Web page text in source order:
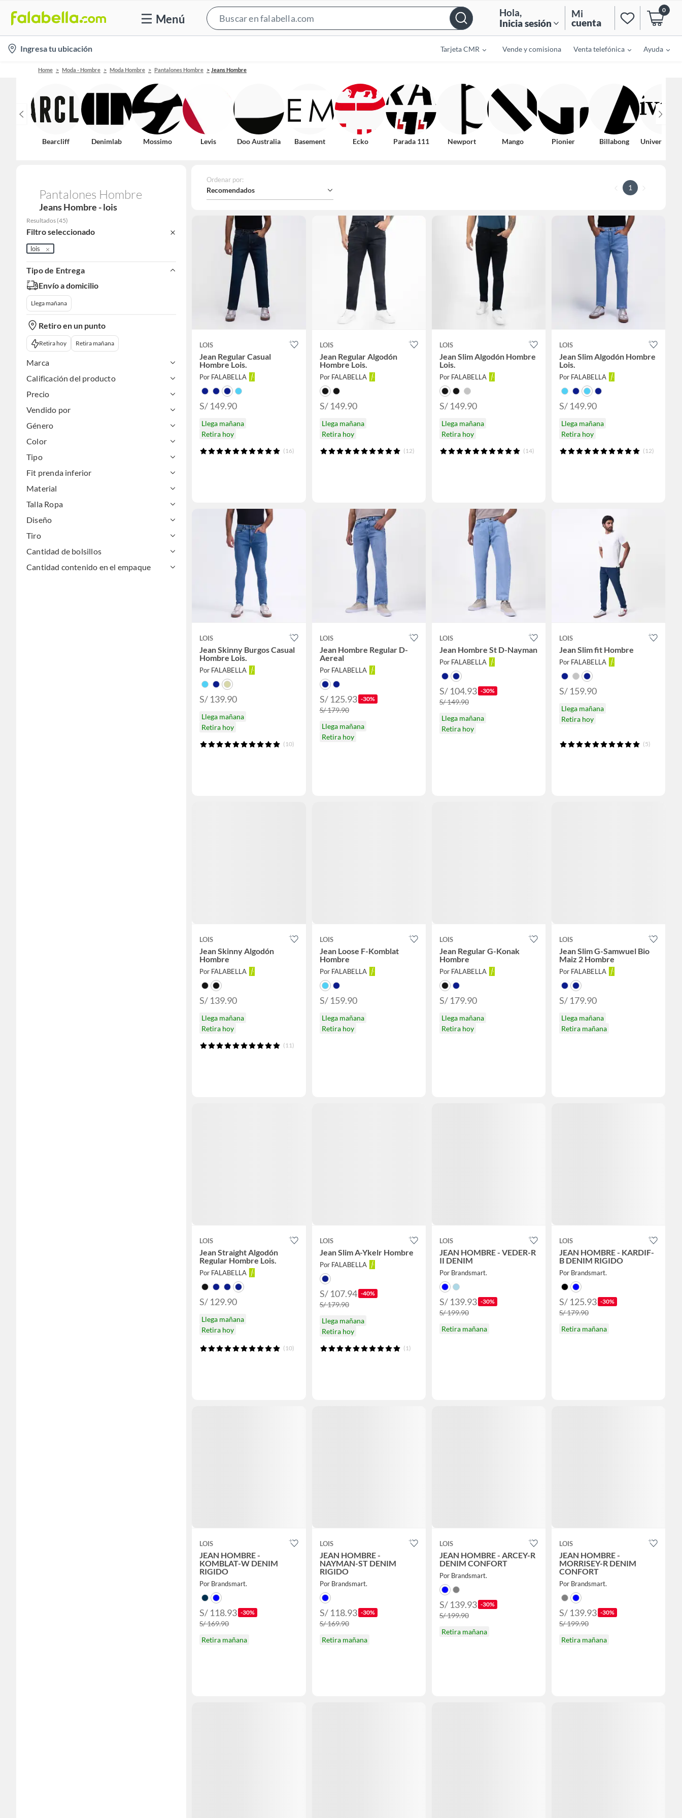
Menú
Bar
Hola,
Inicia sesión
Mi
cuenta
0
location-
icon
Ingresa tu ubicación Tarjeta CMR Vende y comisiona Venta telefónica Ayuda
Home Moda - Hombre Moda Hombre Pantalones Hombre Jeans Hombre
Bearcliff Denimlab Mossimo Levis Doo Australia Basement Ecko Parada 111 Newport Mango Pionier Billabong University
Pantalones Hombre
Jeans Hombre - lois
Resultados (45)
Filtro seleccionado
lois
Tipo de Entrega
Envío a domicilio
Llega mañana
Retiro en un punto
Retira hoy Retira mañana
Marca
Calificación del producto
Precio
Vendido por
Género
Color
Tipo
Fit prenda inferior
Material
Talla Ropa
Diseño
Tiro
Cantidad de bolsillos
Cantidad contenido en el empaque
Ordenar por:
Recomendados 1
LOIS
Jean Regular Casual
Hombre Lois.
Por FALABELLA
S/ 149.90
Llega mañana
Retira hoy
(16)
LOIS
Jean Regular Algodón
Hombre Lois.
Por FALABELLA
S/ 149.90
Llega mañana
Retira hoy
(12)
LOIS
Jean Slim Algodón Hombre
Lois.
Por FALABELLA
S/ 149.90
Llega mañana
Retira hoy
(14)
LOIS
Jean Slim Algodón Hombre
Lois.
Por FALABELLA
S/ 149.90
Llega mañana
Retira hoy
(12)
LOIS
Jean Skinny Burgos Casual
Hombre Lois.
Por FALABELLA
S/ 139.90
Llega mañana
Retira hoy
(10)
LOIS
Jean Hombre Regular D-
Aereal
Por FALABELLA
S/ 125.93 -30%
S/ 179.90
Llega mañana
Retira hoy
LOIS
Jean Hombre St D-Nayman
Por FALABELLA
S/ 104.93 -30%
S/ 149.90
Llega mañana
Retira hoy
LOIS
Jean Slim fit Hombre
Por FALABELLA
S/ 159.90
Llega mañana
Retira hoy
(5)
LOIS
Jean Skinny Algodón
Hombre
Por FALABELLA
S/ 139.90
Llega mañana
Retira hoy
(11)
LOIS
Jean Loose F-Komblat
Hombre
Por FALABELLA
S/ 159.90
Llega mañana
Retira hoy
LOIS
Jean Regular G-Konak
Hombre
Por FALABELLA
S/ 179.90
Llega mañana
Retira hoy
LOIS
Jean Slim G-Samwuel Bio
Maiz 2 Hombre
Por FALABELLA
S/ 179.90
Llega mañana
Retira mañana
LOIS
Jean Straight Algodón
Regular Hombre Lois.
Por FALABELLA
S/ 129.90
Llega mañana
Retira hoy
(10)
LOIS
Jean Slim A-Ykelr Hombre
Por FALABELLA
S/ 107.94 -40%
S/ 179.90
Llega mañana
Retira hoy
(1)
LOIS
JEAN HOMBRE - VEDER-R
II DENIM
Por Brandsmart.
S/ 139.93 -30%
S/ 199.90
Retira mañana
LOIS
JEAN HOMBRE - KARDIF-
B DENIM RIGIDO
Por Brandsmart.
S/ 125.93 -30%
S/ 179.90
Retira mañana
LOIS
JEAN HOMBRE -
KOMBLAT-W DENIM
RIGIDO
Por Brandsmart.
S/ 118.93 -30%
S/ 169.90
Retira mañana
LOIS
JEAN HOMBRE -
NAYMAN-ST DENIM
RIGIDO
Por Brandsmart.
S/ 118.93 -30%
S/ 169.90
Retira mañana
LOIS
JEAN HOMBRE - ARCEY-R
DENIM CONFORT
Por Brandsmart.
S/ 139.93 -30%
S/ 199.90
Retira mañana
LOIS
JEAN HOMBRE -
MORRISEY-R DENIM
CONFORT
Por Brandsmart.
S/ 139.93 -30%
S/ 199.90
Retira mañana